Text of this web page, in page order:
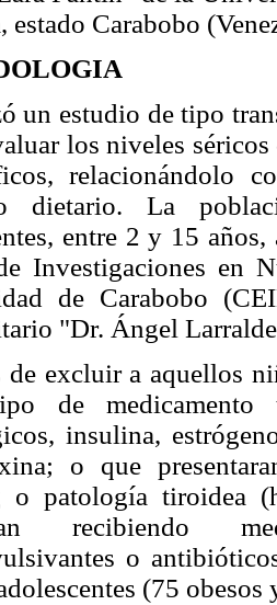
estado Carabobo
un estudio de tipo
los niveles
relacionándolo
dietario. La
entre 2 y 15
Investigaciones en
de Carabobo
"Dr. Ángel
de excluir a aquellos
de medicamento
insulina,
o que
o patología tiroidea
recibiendo
o
(75